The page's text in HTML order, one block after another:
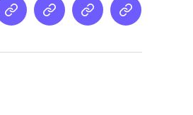
Netz
Medienstreamletter
Podcast